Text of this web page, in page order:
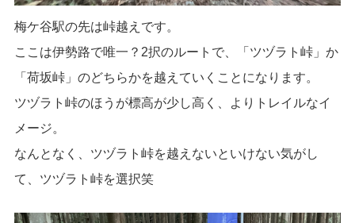
梅ケ谷駅の先は峠越えです。
ここは伊勢路で唯一？2択のルートで、「ツヅラト峠」か
「荷坂峠」のどちらかを越えていくことになります。
ツヅラト峠のほうが標高が少し高く、よりトレイルなイ
メージ。
なんとなく、ツヅラト峠を越えないといけない気がし
て、ツヅラト峠を選択笑